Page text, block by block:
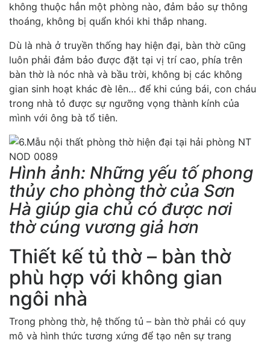
không thuộc hẳn một phòng nào, đảm bảo sự thông
thoáng, không bị quẩn khói khi thắp nhang.
Dù là nhà ở truyền thống hay hiện đại, bàn thờ cũng
luôn phải đảm bảo được đặt tại vị trí cao, phía trên
bàn thờ là nóc nhà và bầu trời, không bị các không
gian sinh hoạt khác đè lên… để khi cúng bái, con cháu
trong nhà tỏ được sự ngưỡng vọng thành kính của
mình với ông bà tổ tiên.
Hình ảnh: Những yếu tố phong
thủy cho phòng thờ của Sơn
Hà giúp gia chủ có được nơi
thờ cúng vương giả hơn
Thiết kế tủ thờ – bàn thờ
phù hợp với không gian
ngôi nhà
Trong phòng thờ, hệ thống tủ – bàn thờ phải có quy
mô và hình thức tương xứng để tạo nên sự trang